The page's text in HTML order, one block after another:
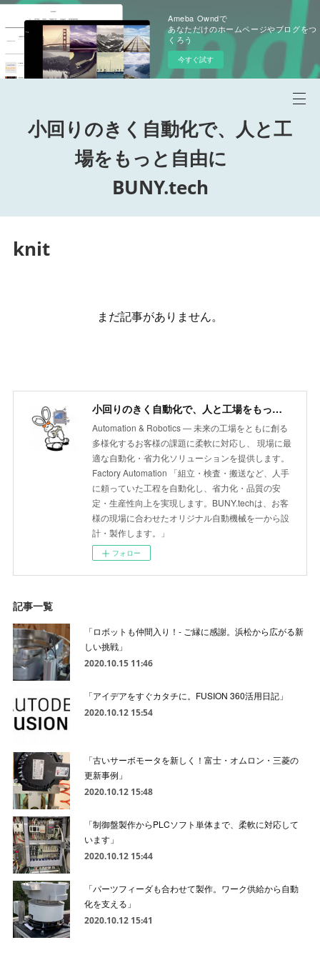
Ameba Owndで
あなただけのホームページやブログをつ
くろう
今すぐ試す
小回りのきく自動化で、人と工
場をもっと自由に
BUNY.tech
knit
まだ記事がありません。
小回りのきく自動化で、人と工場をもっと自由に BUNY.tech
Automation & Robotics ― 未来の工場をともに創る
多様化するお客様の課題に柔軟に対応し、 現場に最
適な自動化・省力化ソリューションを提供します。
Factory Automation 「組立・検査・搬送など、人手
に頼っていた工程を自動化し、省力化・品質の安
定・生産性向上を実現します。BUNY.techは、お客
様の現場に合わせたオリジナル自動機械を一から設
計・製作します。」
フォロー
記事一覧
「ロボットも仲間入り！- ご縁に感謝。浜松から広がる新
しい挑戦」
2020.10.15 11:46
「アイデアをすぐカタチに。FUSION 360活用日記」
2020.10.12 15:54
「古いサーボモータを新しく！富士・オムロン・三菱の
更新事例」
2020.10.12 15:48
「制御盤製作からPLCソフト単体まで、柔軟に対応して
います」
2020.10.12 15:44
「パーツフィーダも合わせて製作。ワーク供給から自動
化を支える」
2020.10.12 15:41